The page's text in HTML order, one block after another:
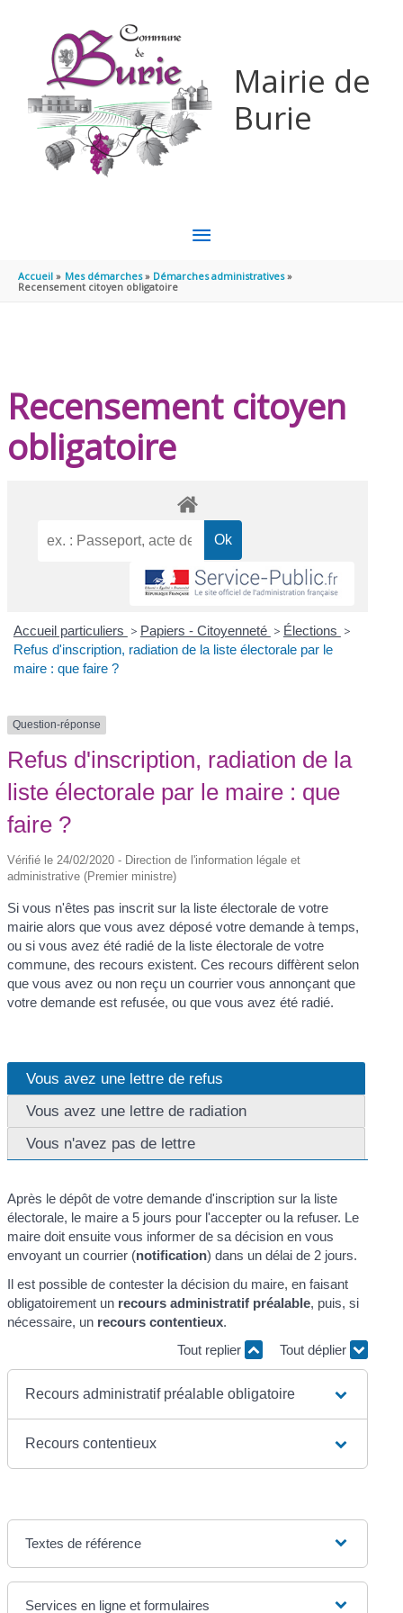
Mairie de
Burie
MENU
PRINCIPAL
Accueil Mes démarches
Démarches administratives
Recensement citoyen obligatoire
Recensement citoyen
obligatoire
Accueil particuliers > Papiers - Citoyenneté > Élections >
Refus d'inscription, radiation de la liste électorale par le
maire : que faire ?
Question-réponse
Refus d'inscription, radiation de la
liste électorale par le maire : que
faire ?
Vérifié le 24/02/2020 - Direction de l'information légale et
administrative (Premier ministre)
Si vous n'êtes pas inscrit sur la liste électorale de votre
mairie alors que vous avez déposé votre demande à temps,
ou si vous avez été radié de la liste électorale de votre
commune, des recours existent. Ces recours diffèrent selon
que vous avez ou non reçu un courrier vous annonçant que
votre demande est refusée, ou que vous avez été radié.
Vous avez une lettre de refus
Vous avez une lettre de radiation
Vous n'avez pas de lettre
Après le dépôt de votre demande d'inscription sur la liste
électorale, le maire a 5 jours pour l'accepter ou la refuser. Le
maire doit ensuite vous informer de sa décision en vous
envoyant un courrier (notification) dans un délai de 2 jours.
Il est possible de contester la décision du maire, en faisant
obligatoirement un recours administratif préalable, puis, si
nécessaire, un recours contentieux.
Tout replier
Tout déplier
Recours administratif préalable obligatoire
Recours contentieux
Textes de référence
Services en ligne et formulaires